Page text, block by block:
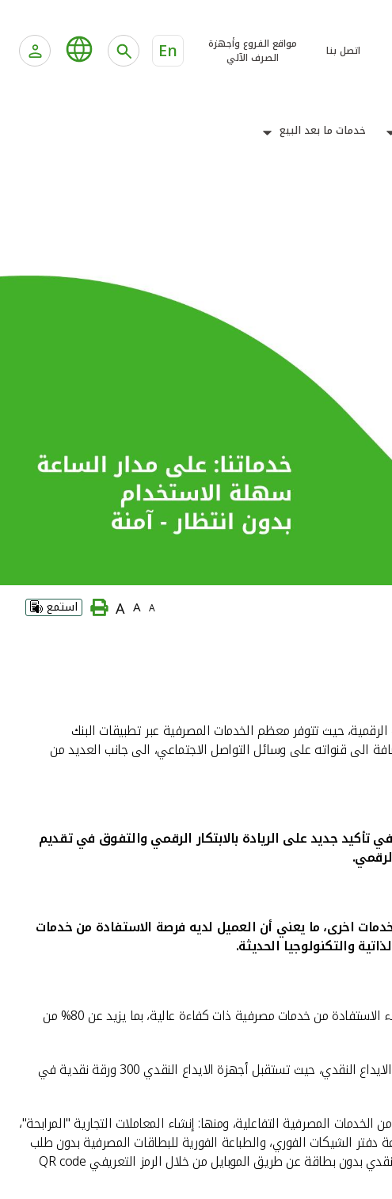
اتصل بنا
مواقع الفروع وأجهزة
الصرف الآلي
En
خدمات ما بعد البيع
A
A
A استمع
حيث تتوفر معظم الخدمات المصرفية عبر تطبيقات البنك
الى قنواته على وسائل التواصل الاجتماعي، الى جانب العديد من
في تأكيد جديد على الريادة بالابتكار الرقمي والتفوق في تقديم
.
اخرى، ما يعني أن العميل لديه فرصة الاستفادة من خدمات
والتكنولوجيا الحديثة.
وتعتبر الفروع الالكترونية قناة مصرفية ذكية تساعد على نقل تعاملات العملاء الاعتيادية الى فرع آلي مبتكر يوفر امكانيات تتيح للعملاء الاستفادة من خدمات مصرفية ذات كفاءة عالية، بما يزيد عن 80% من
وتضم الفروع الالكترونية جهاز XTM الذي يتيح التواصل المباشر بالصوت والصورة مع موظفي الخدمة، الى جانب اجهزة للصرف الآلي والايداع النقدي، حيث تستقبل أجهزة الايداع النقدي 300 ورقة نقدية في
المصرفية التفاعلية، ومنها: إنشاء المعاملات التجارية "المرابحة"،
دفتر الشيكات الفوري، والطباعة الفورية للبطاقات المصرفية بدون طلب
مسبق، واستلام سبائك الذهب (10 غرامات) وفتح حسابات (الذهب، التوفير، الرابح، الخدمة الآلية)، وكذلك بيع وشراء الذهب، والسحب النقدي بدون بطاقة عن طريق الموبايل من خلال الرمز التعريفي QR code